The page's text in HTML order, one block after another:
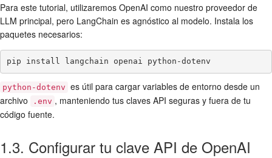
Para este tutorial, utilizaremos OpenAI como nuestro proveedor de
LLM principal, pero LangChain es agnóstico al modelo. Instala los
paquetes necesarios:
pip install langchain openai python-dotenv
python-dotenv es útil para cargar variables de entorno desde un
archivo
.env , manteniendo tus claves API seguras y fuera de tu
código fuente.
1.3. Configurar tu clave API de OpenAI